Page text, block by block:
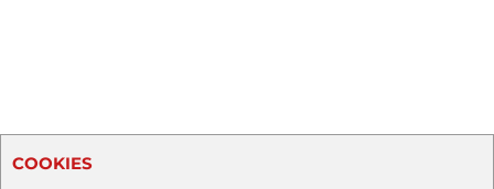
COOKIES